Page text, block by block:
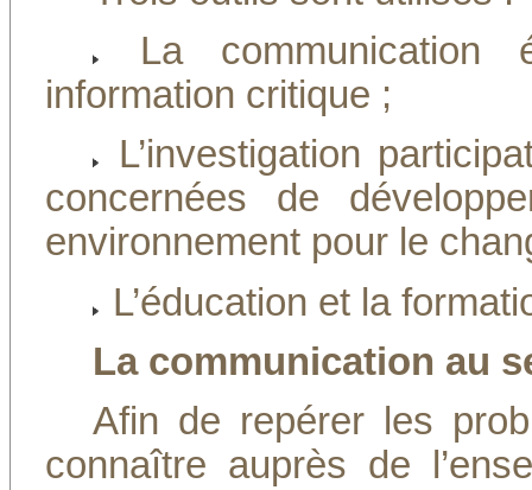
La communication
information critique ;
L’investigation
concernées de
environnement pour le
L’éducation et la
La communication au
Afin de repérer les
connaître auprès de